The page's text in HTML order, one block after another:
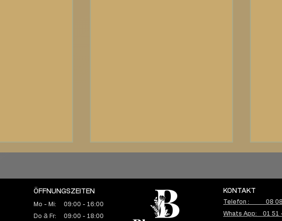
ÖFFNUNGSZEITEN
Mo - Mi: 09:00 - 16:00
Do & Fr: 09:00 - 18:00
KONTAKT
Telefon : 08 08
Whats App: 01 51